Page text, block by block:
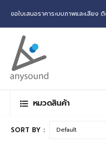
ขอใบเสนอราคาระบบภาพและเสีย
หมวดสินค้า
SORT BY :